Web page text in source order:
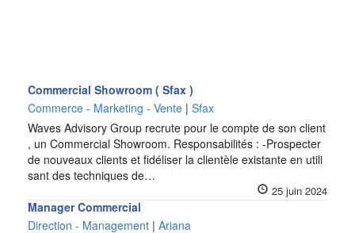
Commercial Showroom ( Sfax )
Commerce - Marketing - Vente | Sfax
Waves Advisory Group recrute pour le compte de son client
, un Commercial Showroom. Responsabilités : -Prospecter
de nouveaux clients et fidéliser la clientèle existante en utili
sant des techniques de…
25 juin 2024
Manager Commercial
Direction - Management | Ariana